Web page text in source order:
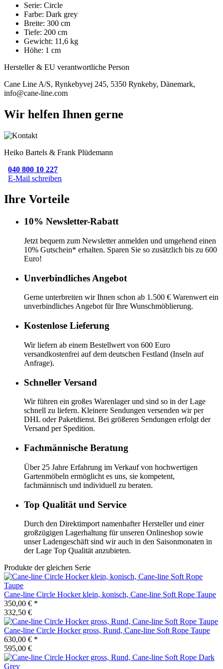
Serie: Circle
Farbe: Dark grey
Breite: 300 cm
Tiefe: 200 cm
Gewicht: 11,6 kg
Höhe: 1 cm
Hersteller & EU verantwortliche Person
Cane Line A/S, Rynkebyvej 245, 5350 Rynkeby, Dänemark,
info@cane-line.com
Wir helfen Ihnen gerne
Heiko Bartels & Frank Plüdemann
040 800 10 227
E-Mail schreiben
Ihre Vorteile
10% Newsletter-Rabatt
Jetzt bequem zum Newsletter anmelden und umgehend einen
10% Gutschein* erhalten. Sparen Sie so zusätzlich bis zu 600
Euro!
Unverbindliches Angebot
Gerne unterbreiten wir Ihnen schon ab 1.500 € Warenwert ein
unverbindliches Angebot für Ihre Wunschmöblierung.
Kostenlose Lieferung
Wir liefern ab einem Bestellwert von 600 Euro
versandkostenfrei auf dem deutschen Festland (Inseln auf
Anfrage).
Schneller Versand
Wir führen ein großes Warenlager und sind so in der Lage
schnell zu liefern. Kleinere Sendungen versenden wir per
DHL oder Paketdienst. Bei größeren Sendungen erfolgt der
Versand per Spedition.
Fachmännische Beratung
Über 25 Jahre Erfahrung im Verkauf von hochwertigen
Gartenmöbeln ermöglicht es uns, sie kompetent,
fachmännisch und individuell zu beraten.
Top Qualität und Service
Durch den Direktimport namenhafter Hersteller und einer
großzügigen Lagerhaltung für unseren Onlineshop sowie
unser Ladengeschäft sind wir auch in den Saisonmonaten in
der Lage Top Qualität anzubieten.
Produkte der gleichen Serie
Cane-line Circle Hocker klein, konisch, Cane-line Soft Rope Taupe
350,00 € *
332,50 €
Cane-line Circle Hocker gross, Rund, Cane-line Soft Rope Taupe
630,00 € *
595,00 €